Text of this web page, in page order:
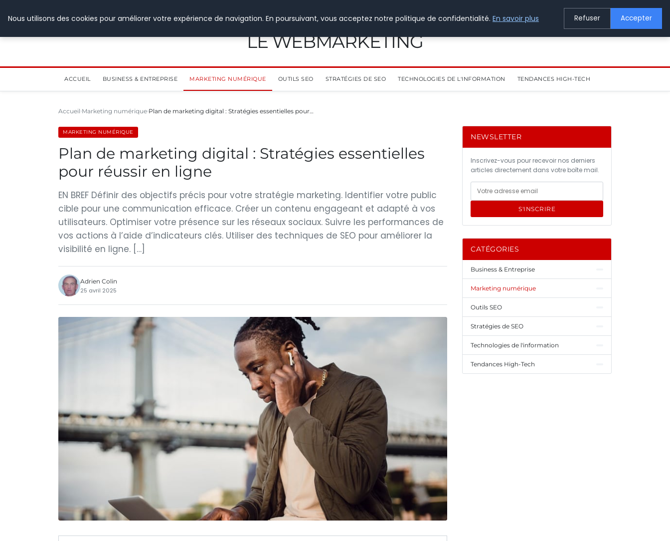
LE WEBMARKETING
ACCUEIL BUSINESS & ENTREPRISE MARKETING NUMÉRIQUE OUTILS SEO STRATÉGIES DE SEO TECHNOLOGIES DE L'INFORMATION TENDANCES HIGH-TECH
Accueil Marketing numérique Plan de marketing digital : Stratégies essentielles pour…
MARKETING NUMÉRIQUE
Plan de marketing digital : Stratégies essentielles
pour réussir en ligne
EN BREF Définir des objectifs précis pour votre stratégie marketing. Identifier votre public
cible pour une communication efficace. Créer un contenu engageant et adapté à vos
utilisateurs. Optimiser votre présence sur les réseaux sociaux. Suivre les performances de
vos actions à l’aide d’indicateurs clés. Utiliser des techniques de SEO pour améliorer la
visibilité en ligne. […]
Adrien Colin
25 avril 2025
NEWSLETTER
Inscrivez-vous pour recevoir nos derniers
articles directement dans votre boîte mail.
S'INSCRIRE
CATÉGORIES
Business & Entreprise
Marketing numérique
Outils SEO
Stratégies de SEO
Technologies de l'information
Tendances High-Tech
Nous utilisons des cookies pour améliorer votre expérience de navigation. En poursuivant, vous acceptez notre politique de confidentialité. En savoir plus Refuser Accepter